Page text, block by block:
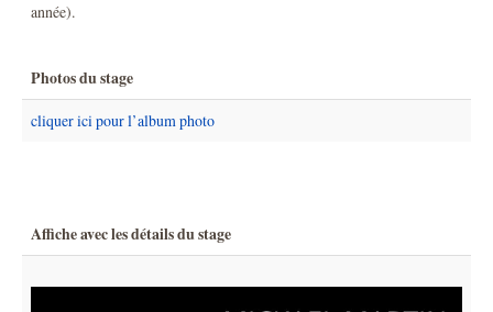
année).
Photos du stage
cliquer ici pour l’album photo
Affiche avec les détails du stage